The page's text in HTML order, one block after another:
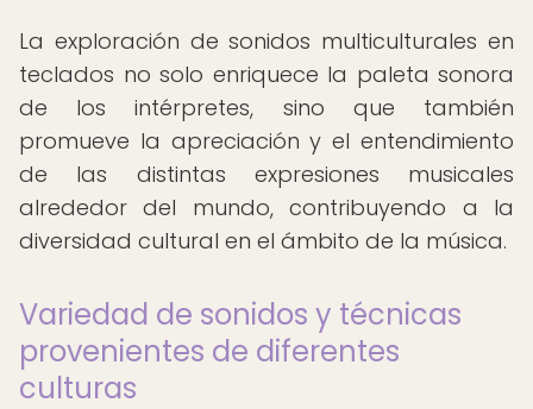
La exploración de sonidos multiculturales en
teclados no solo enriquece la paleta sonora
de los intérpretes, sino que también
promueve la apreciación y el entendimiento
de las distintas expresiones musicales
alrededor del mundo, contribuyendo a la
diversidad cultural en el ámbito de la música.
Variedad de sonidos y técnicas
provenientes de diferentes
culturas